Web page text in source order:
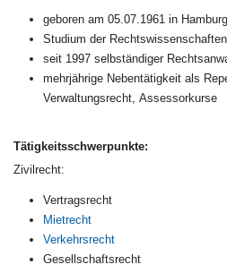
geboren am 05.07.1961 in Hamburg,
Studium der
seit 1997 selbständiger
mehrjährige Nebentätigkeit als
Verwaltungsrecht, Assessorkurse
Tätigkeitsschwerpunkte:
Zivilrecht:
Vertragsrecht
Mietrecht
Verkehrsrecht
Gesellschaftsrecht